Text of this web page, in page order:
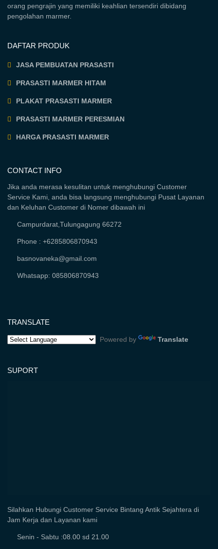
orang pengrajin yang memiliki keahlian tersendiri dibidang
pengolahan marmer.
DAFTAR PRODUK
JASA PEMBUATAN PRASASTI
PRASASTI MARMER HITAM
PLAKAT PRASASTI MARMER
PRASASTI MARMER PERESMIAN
HARGA PRASASTI MARMER
CONTACT INFO
Jika anda merasa kesulitan untuk menghubungi Customer
Service Kami, anda bisa langsung menghubungi Pusat Layanan
dan Keluhan Customer di Nomer dibawah ini
Campurdarat,Tulungagung 66272
Phone : +6285806870943
basnovaneka@gmail.com
Whatsapp: 085806870943
TRANSLATE
Powered by Translate
SUPORT
Silahkan Hubungi Customer Service Bintang Antik Sejahtera di
Jam Kerja dan Layanan kami
Senin - Sabtu :08.00 sd 21.00